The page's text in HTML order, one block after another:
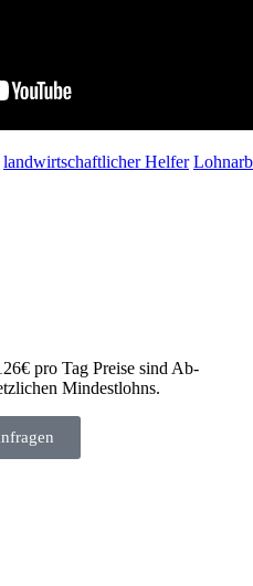
landwirtschaftlicher Helfer
pro Tag Preise sind Ab-
Mindestlohns.